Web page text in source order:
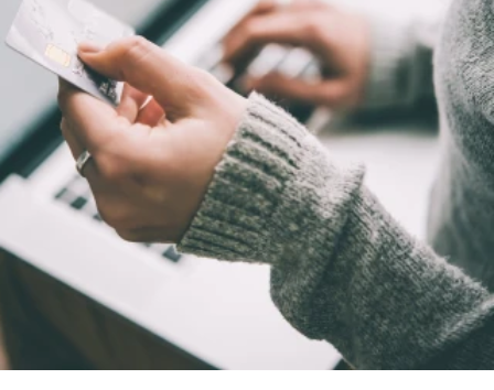
ELOLVASOM